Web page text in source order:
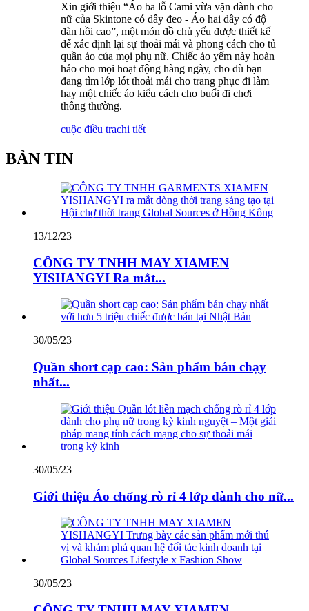
Xin giới thiệu “Áo ba lỗ Cami vừa vặn dành cho
nữ của Skintone có dây đeo - Áo hai dây có độ
đàn hồi cao”, một món đồ chủ yếu được thiết kế
để xác định lại sự thoải mái và phong cách cho tủ
quần áo của mọi phụ nữ. Chiếc áo yếm này hoàn
hảo cho mọi hoạt động hàng ngày, cho dù bạn
đang tìm lớp lót thoải mái cho trang phục đi làm
hay một chiếc áo kiểu cách cho buổi đi chơi
thông thường.
cuộc điều trachi tiết
BẢN TIN
13/12/23
CÔNG TY TNHH MAY XIAMEN
YISHANGYI Ra mắt...
30/05/23
Quần short cạp cao: Sản phẩm bán chạy
nhất...
30/05/23
Giới thiệu Áo chống rò rỉ 4 lớp dành cho nữ...
30/05/23